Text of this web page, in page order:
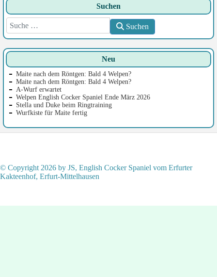
Suchen
Suchen
Suchen
Neu
Maite nach dem Röntgen: Bald 4 Welpen?
Maite nach dem Röntgen: Bald 4 Welpen?
A-Wurf erwartet
Welpen English Cocker Spaniel Ende März 2026
Stella und Duke beim Ringtraining
Wurfkiste für Maite fertig
© Copyright 2026 by JS, English Cocker Spaniel vom Erfurter
Kakteenhof, Erfurt-Mittelhausen